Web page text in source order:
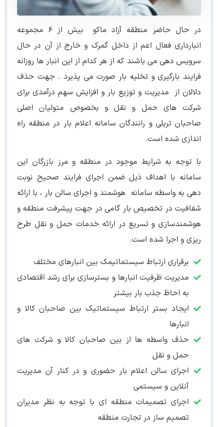
در ﺣﺎل ﺣﺎﺿﺮ منطقه آزاد ماکو ﺑﯿﺶ از ۶ مجموعه
اﻧﺒﺎرداری ﻓﻌﺎل اﻋﻢ از داﺧﻞ ﮔﻤﺮک و ﺧﺎرج از آن در ﺣﺎل
ﺳﺮوﯾﺲ دﻫﯽ ﻣﯽ ﺑﺎﺷﻨﺪ ﮐﻪ از ﻫﺮ ﮐﺪام از اﯾﻦ اﻧﺒﺎر ﻫﺎ روزاﻧﻪ
ﻓﺮاﯾﻨﺪ ﺑﺎرﮔﯿﺮی و ﺗﺨﻠﯿﻪ ﺑﺎر ﺻﻮرت ﻣﯽ ﭘﺬﯾﺮد . جهت حذف
دلالان از ﻣﺪﯾﺮﯾﺖ و ﺗﻮزﯾﻊ بار و افزایش سهم درآﻣﺪی برای
ﺷﺮﮐﺖ ﻫﺎی ﺣﻤﻞ و ﻧﻘﻞ و ﺑﺨﺼﻮص ﻣﺘﻮﻟﯿﺎن اﺻﻠﯽ
ﺻﺎﺣﺒﺎن ﺗﺮﯾﻠﯽ و راﻧﻨﺪﮔﺎن سامانه اعلام بار در منطقه راه
اندازی شده است.
ﺑﺎ ﺗﻮﺟﻪ ﺑﻪ ﺷﺮاﯾﻂ ﻣﻮﺟﻮد در ﻣﻨﻄﻘﻪ و ﻣﺮز بازرگان این
سامانه با اهداف ذیل ﺿﻤﻦ اﺟﺮای ﻓﺮاﯾﻨﺪ ﺻﺤﯿﺢ ﻧﻮﺑﺖ
دﻫﯽ ﺑﻪ واﺳﻄﻪ ﺳﺎﻣﺎﻧﻪ ﻫﻮﺷﻤﻨﺪ و اﺟﺮای ﺳﺎﻟﻦ ﺑﺎر ، با ارائه
شفافیت در تخصیص بار گامی در جهت پیشرفت منطقه و
هوشمندسازی و تسریع در ارائه خدمات حمل و نقل طرح
ریزی و اجرا شده است.
برقراری ارتباط سیستماتیمک بین انبارهای مختلف
مدیریت ظرفیت انبارها و بسترسازی برای رشد اقتصادی
به احاظ جذب بار بیشتر
ایجاد بستر ارتباط سیستماتیک بین صاحبان کالا و
انبارها
حذف واسطه ها از بین صاحبان کالا و شرکت های
حمل و نقل
اجرای سالن اعلام بار حضوری و در کنار آن مدیریت
آنلاین و سیستمی
اجرای تصمیمات منطقه ای با توجه به نظر مدیران
تصمیم ساز در تجارت منطقه